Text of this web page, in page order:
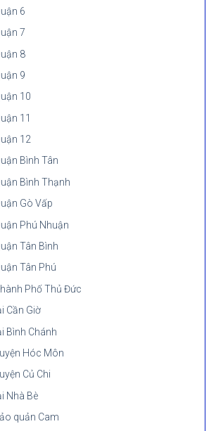
6
7
8
9
10
11
12
Bình Tân
Bình Thạnh
Gò Vấp
Phú Nhuận
Tân Bình
Tân Phú
Phố Thủ Đức
Cần Giờ
Bình Chánh
Hóc Môn
Củ Chi
Nhà Bè
quản Cam